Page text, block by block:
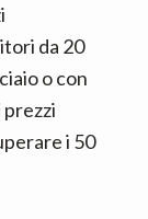
da 20
o con
i 50